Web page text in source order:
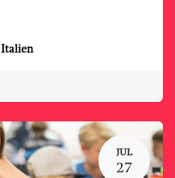
Italien
JUL
27